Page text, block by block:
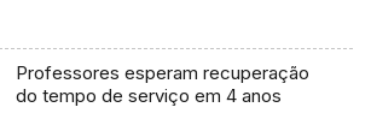
Professores esperam recuperação
do tempo de serviço em 4 anos